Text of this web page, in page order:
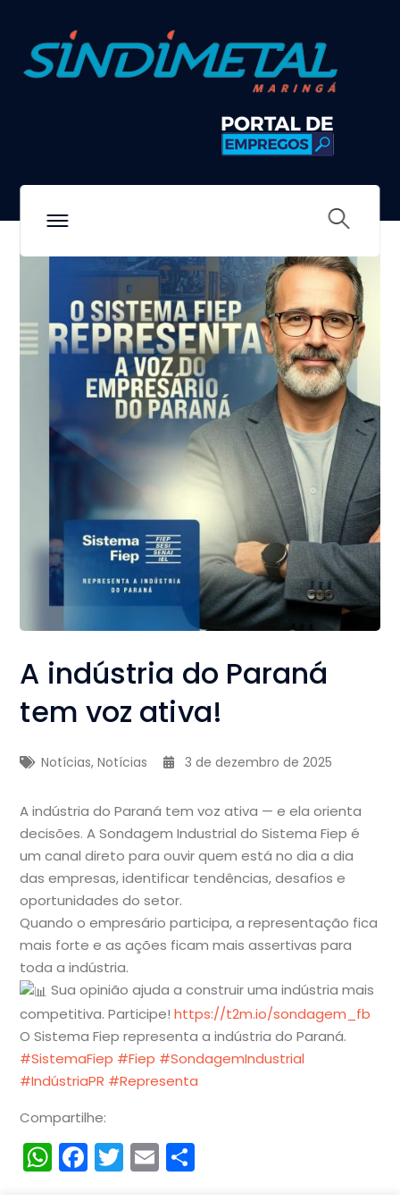
A indústria do Paraná
tem voz ativa!
Notícias,Notícias 3 de dezembro de 2025
A indústria do Paraná tem voz ativa — e ela orienta
decisões. A Sondagem Industrial do Sistema Fiep é
um canal direto para ouvir quem está no dia a dia
das empresas,identificar tendências, desafios e
oportunidades do setor.
Quando o empresário participa, a representação fica
mais forte e as ações ficam mais assertivas para
toda a indústria.
Sua opinião ajuda a construir uma indústria mais
competitiva. Participe!https://t2m.io/sondagem_fb
O Sistema Fiep representa a indústria do Paraná.
#SistemaFiep #Fiep #SondagemIndustrial
#IndústriaPR #Representa
Compartilhe:
WhatsApp
Facebook
Twitter
Email